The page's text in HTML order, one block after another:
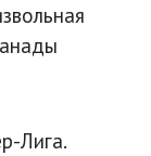
Лига.